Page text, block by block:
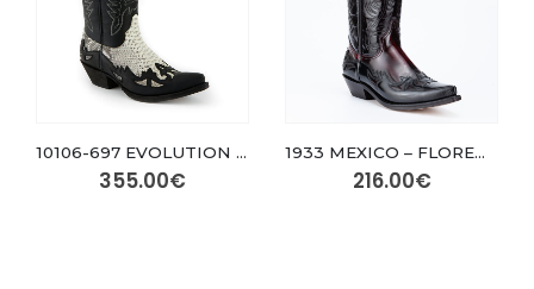
10106-697 EVOLUTION – Crazy Old Black / Python Natural
355.00€
1933 MEXICO – FLORENTIC NEGRO / BURDEOS ¡PRECIO ESPECIAL!
216.00€